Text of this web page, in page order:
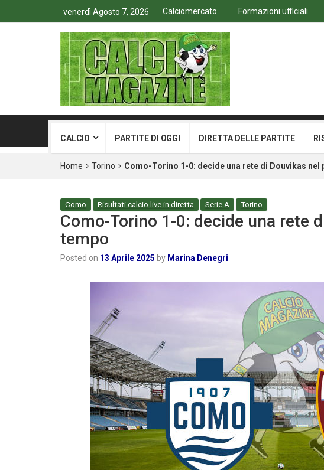
venerdì Agosto 7, 2026 Calciomercato Formazioni ufficiali
CALCIO PARTITE DI OGGI DIRETTA DELLE PARTITE
Home Torino Como-Torino 1-0: decide una rete di Douvikas nel
Como Risultati calcio live in diretta Serie A Torino
Como-Torino 1-0: decide una rete
tempo
Posted on 13 Aprile 2025 by Marina Denegri